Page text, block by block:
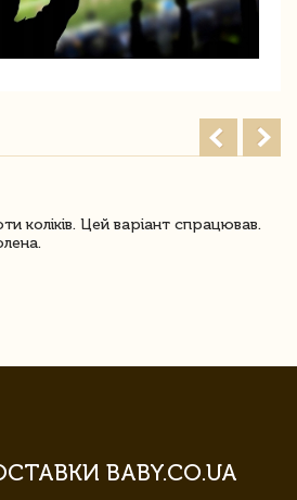
коліків. Цей варіант спрацював.
BABY.CO.UA